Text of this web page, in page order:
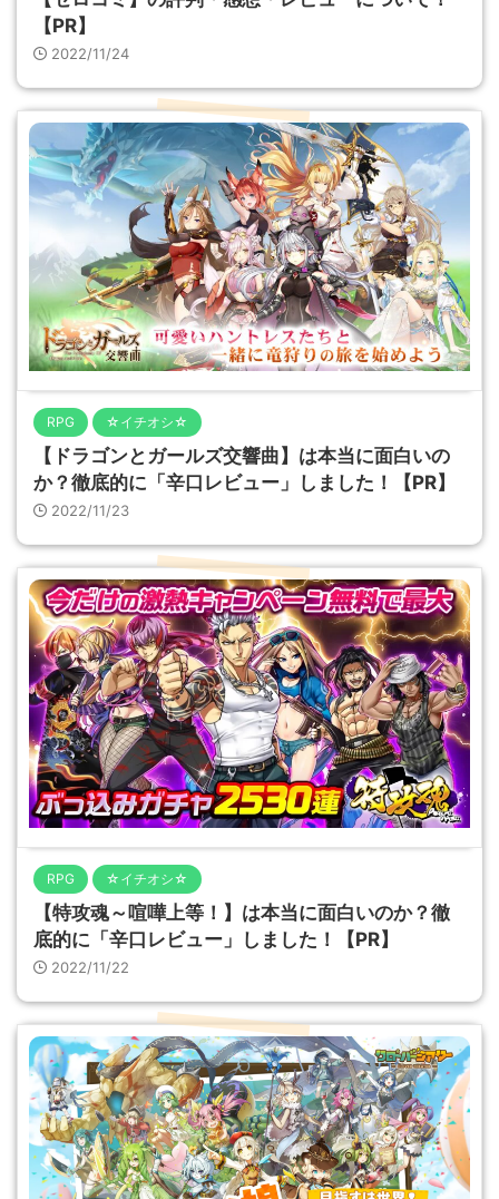
【PR】
2022/11/24
RPG ☆イチオシ☆
【ドラゴンとガールズ交響曲】は本当に面白いの
か？徹底的に「辛口レビュー」しました！【PR】
2022/11/23
RPG ☆イチオシ☆
【特攻魂～喧嘩上等！】は本当に面白いのか？徹
底的に「辛口レビュー」しました！【PR】
2022/11/22